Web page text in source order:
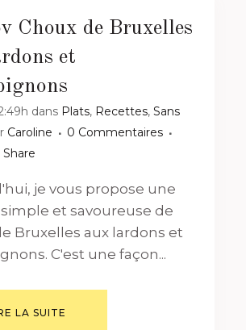
Choux de Bruxelles
et
dans Plats, Recettes, Sans
Caroline
0 Commentaires
Share
je vous propose une
et savoureuse de
Bruxelles aux lardons et
C'est une façon...
LA SUITE